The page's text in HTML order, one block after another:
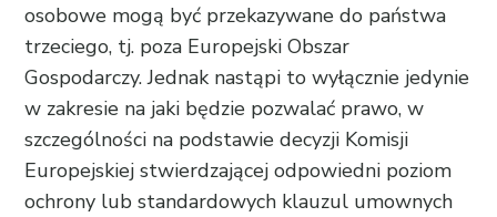
osobowe mogą być przekazywane do państwa
trzeciego, tj. poza Europejski Obszar
Gospodarczy. Jednak nastąpi to wyłącznie jedynie
w zakresie na jaki będzie pozwalać prawo, w
szczególności na podstawie decyzji Komisji
Europejskiej stwierdzającej odpowiedni poziom
ochrony lub standardowych klauzul umownych